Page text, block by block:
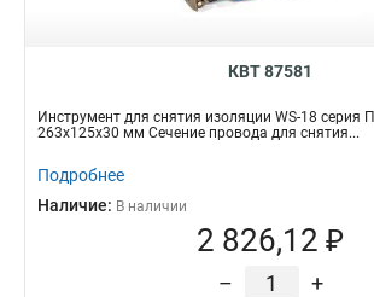
КВТ 87581
Инструмент для снятия изоляции WS-18
263х125х30 мм Сечение провода для снятия...
Подробнее
Наличие: В наличии
2 826,12 ₽
– +